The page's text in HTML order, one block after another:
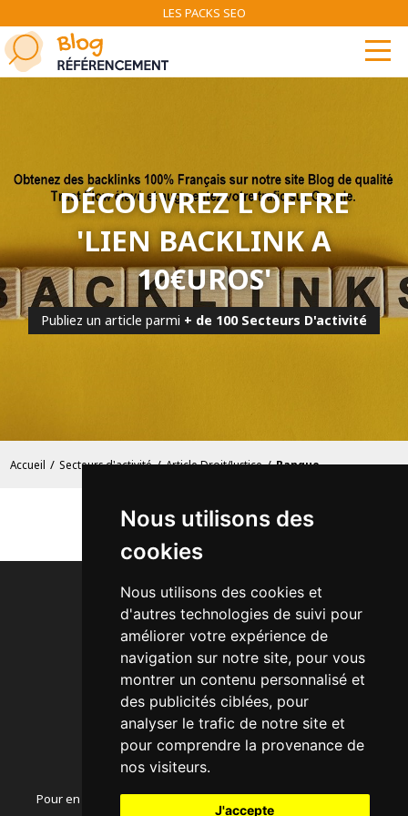
Nous utilisons des
cookies
Nous utilisons des cookies et
d'autres technologies de suivi pour
améliorer votre expérience de
navigation sur notre site, pour vous
montrer un contenu personnalisé et
des publicités ciblées, pour
analyser le trafic de notre site et
pour comprendre la provenance de
nos visiteurs.
J'accepte
LES PACKS SEO
DÉCOUVREZ L'OFFRE
'LIEN BACKLINK A
10€UROS'
Publiez un article parmi + de 100 Secteurs D'activité
Accueil / Secteurs d'activité / Article Droit/Justice / Banque
Acheter des Backlinks
Secteurs d'activité
Comment ça fonctionne ?
Exemple d'Annonce
Articles SEO
Pour en savoir plus sur le fonctionnement de notre annuaire,